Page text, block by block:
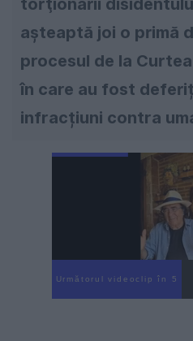
așteaptă joi o primă
procesul de la
în care au fost
infracțiuni contra
Următorul videoclip în 4